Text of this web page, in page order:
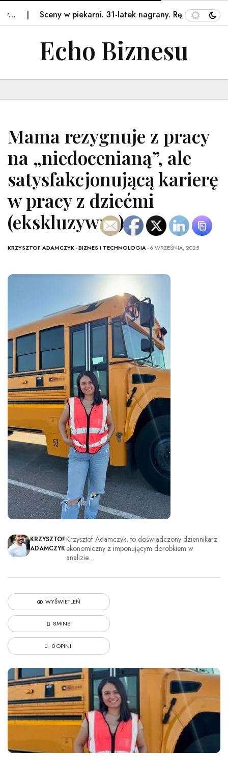
Sceny w piekarni. 31-latek nagrany. Ręce opadają –…
Echo Biznesu
Mama rezygnuje z pracy
na „niedocenianą”, ale
satysfakcjonującą karierę
w pracy z dziećmi
(ekskluzywne)
KRZYSZTOF ADAMCZYK-BIZNES I TECHNOLOGIA- 6 WRZEŚNIA, 2025
KRZYSZTOF
ADAMCZYK
Krzysztof Adamczyk, to doświadczony dziennikarz
ekonomiczny z imponującym dorobkiem w
analizie…
WYŚWIETLEŃ
8MINS
0 OPINII